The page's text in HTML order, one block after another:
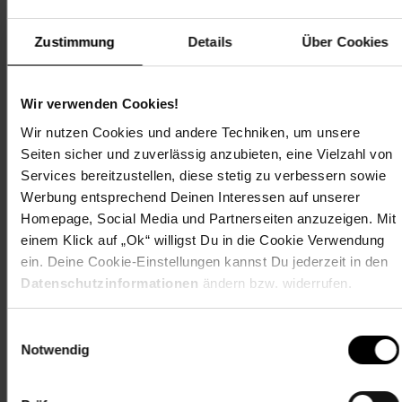
Zustimmung Details Über Cookies
Wir verwenden Cookies!
Wir nutzen Cookies und andere Techniken, um unsere
Seiten sicher und zuverlässig anzubieten, eine Vielzahl von
Services bereitzustellen, diese stetig zu verbessern sowie
Werbung entsprechend Deinen Interessen auf unserer
Homepage, Social Media und Partnerseiten anzuzeigen. Mit
einem Klick auf „Ok“ willigst Du in die Cookie Verwendung
ein. Deine Cookie-Einstellungen kannst Du jederzeit in den
Datenschutzinformationen ändern bzw. widerrufen.
Notwendig
Maße Stuhl: ca. B 56 x H 98 x T 69 cm
Gewicht Tisch: ca. 16 kg
Artikelnummer: 1904819000
EAN: 4005437038790
Artikel gehört zur Kategorie:Gartenmöbel-Set
Versandinformationen